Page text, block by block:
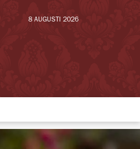
8 AUGUSTI 2026